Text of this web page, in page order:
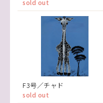
sold out
F3号／チャド
sold out